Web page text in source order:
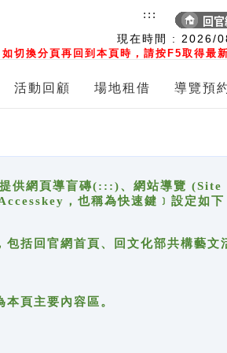
現在時間 : 2026/
如切換分頁再回到本頁時，請按F5取得最
:::
活動回顧 場地租借 導覽預
供網頁導盲磚(:::)、網站導覽 (Site
，也稱為快速鍵﹞設定如下
回官網首頁、回文化部共構藝文
頁主要內容區。